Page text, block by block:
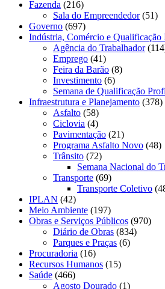
Fazenda (216)
Sala do Empreendedor(51)
Governo (697)
Indústria, Comércio e Qualificação
Agência do Trabalhador
Emprego (41)
Feira da Barão (8)
Investimento (6)
Semana de Qualificação
Infraestrutura e Planejamento (378)
Asfalto (58)
Ciclovia (4)
Pavimentação (21)
Programa Asfalto Novo (48)
Trânsito (72)
Semana Nacional do
Transporte (69)
Transporte Coletivo
IPLAN (42)
Meio Ambiente (197)
Obras e Serviços Públicos (970)
Diário de Obras (834)
Parques e Praças (6)
Procuradoria (16)
Recursos Humanos (15)
Saúde (466)
Agosto Dourado (1)